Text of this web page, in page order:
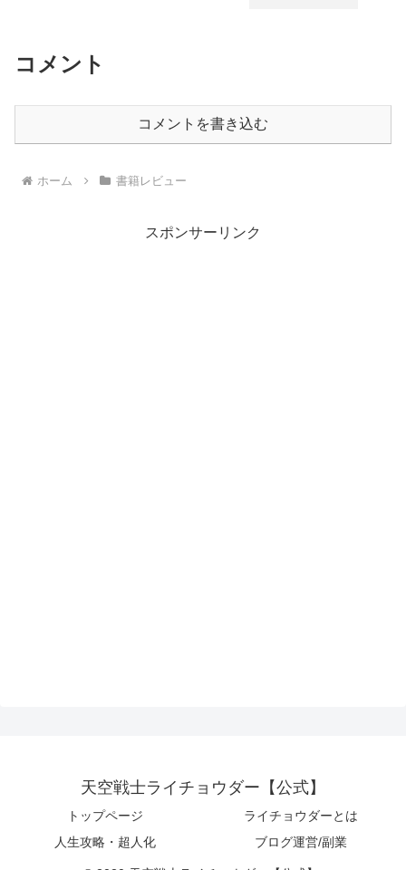
コメント
コメントを書き込む
ホーム 書籍レビュー
スポンサーリンク
天空戦士ライチョウダー【公式】
トップページ
ライチョウダーとは
人生攻略・超人化
ブログ運営/副業